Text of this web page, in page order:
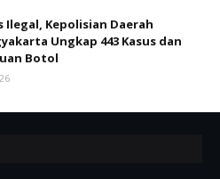
Ilegal, Kepolisian Daerah
Ungkap 443 Kasus dan
Botol